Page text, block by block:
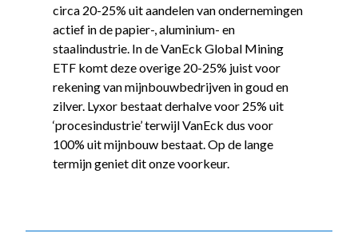
circa 20-25% uit aandelen van ondernemingen
actief in de papier-, aluminium- en
staalindustrie. In de VanEck Global Mining
ETF komt deze overige 20-25% juist voor
rekening van mijnbouwbedrijven in goud en
zilver. Lyxor bestaat derhalve voor 25% uit
‘procesindustrie’ terwijl VanEck dus voor
100% uit mijnbouw bestaat. Op de lange
termijn geniet dit onze voorkeur.